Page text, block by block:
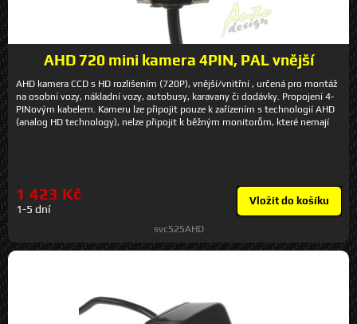
AHD 720 mini kamera 4PIN, PAL vnější
AHD kamera CCD s HD rozlišením (720P), vnější/vnitřní , určená pro montáž
na osobní vozy, nákladní vozy, autobusy, karavany či dodávky. Propojení 4-
PINovým kabelem. Kameru lze připojit pouze k zařízením s technologií AHD
(analog HD technology), nelze připojit k běžným monitorům, které nemají
kabelům se 4pin konektorem a AHD vstupem) - napájecí napětí 12V -
rozměry: 24 mm x 24 mm, hloubka 24 mm - rozměr instalačního otvoru: ø
20,5 mm *Technické specifikace a obrázky jsou převzaty od výrobce a mají
1 423 Kč
1-5 dní
Vložit do košíku
svc525AHD